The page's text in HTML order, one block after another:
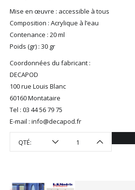
Mise en œuvre : accessible à tous
Composition : Acrylique à l’eau
Contenance : 20 ml
Poids (gr) : 30 gr
Coordonnées du fabricant :
DECAPOD
100 rue Louis Blanc
60160 Montataire
Tel : 03 44 56 79 75
E-mail : info@decapod.fr
QTÉ: